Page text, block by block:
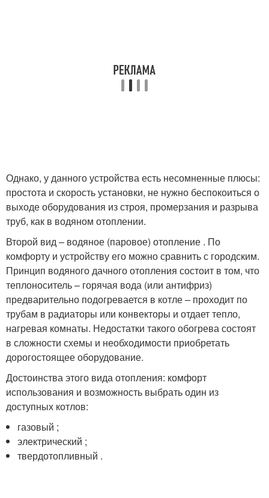
Однако, у данного устройства есть несомненные плюсы:
простота и скорость установки, не нужно беспокоиться о
выходе оборудования из строя, промерзания и разрыва
труб, как в водяном отоплении.
Второй вид – водяное (паровое) отопление . По
комфорту и устройству его можно сравнить с городским.
Принцип водяного дачного отопления состоит в том, что
теплоноситель – горячая вода (или антифриз)
предварительно подогревается в котле – проходит по
трубам в радиаторы или конвекторы и отдает тепло,
нагревая комнаты. Недостатки такого обогрева состоят
в сложности схемы и необходимости приобретать
дорогостоящее оборудование.
Достоинства этого вида отопления: комфорт
использования и возможность выбрать один из
доступных котлов:
газовый ;
электрический ;
твердотопливный .